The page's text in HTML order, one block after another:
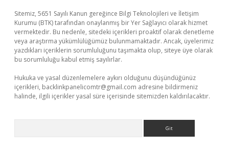
Sitemiz, 5651 Sayılı Kanun gereğince Bilgi Teknolojileri ve İletişim
Kurumu (BTK) tarafından onaylanmış bir Yer Sağlayıcı olarak hizmet
vermektedir. Bu nedenle, sitedeki içerikleri proaktif olarak denetleme
veya araştırma yükümlülüğümüz bulunmamaktadır. Ancak, üyelerimiz
yazdıkları içeriklerin sorumluluğunu taşımakta olup, siteye üye olarak
bu sorumluluğu kabul etmiş sayılırlar.
Hukuka ve yasal düzenlemelere aykırı olduğunu düşündüğünüz
içerikleri, backlinkpanelicomtr@gmail.com adresine bildirmeniz
halinde, ilgili içerikler yasal süre içerisinde sitemizden kaldırılacaktır.